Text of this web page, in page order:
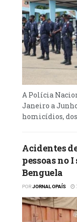
A Polícia
Janeiro a
homicídios,
Acidentes
pessoas no
Benguela
PORJORNAL OPAÍS